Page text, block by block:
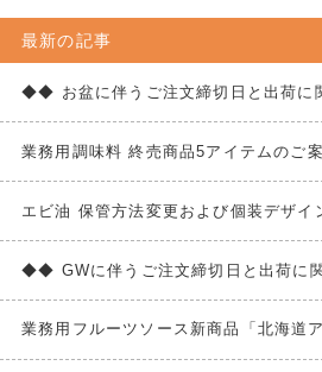
最新の記事
◆◆ お盆に伴うご注文締切日と出荷
業務用調味料 終売商品5アイテムのご
エビ油 保管方法変更および個装デザイ
◆◆ GWに伴うご注文締切日と出荷に
業務用フルーツソース新商品「北海道